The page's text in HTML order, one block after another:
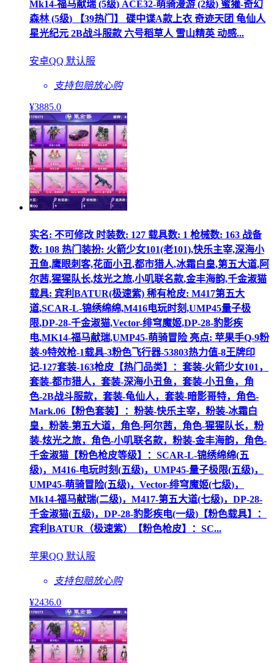
Mk14-福马献瑞 (5级) ACE32-萌骑漫游 (2级) 蜜獾-奇幻
森林 (5级) 【39热门】 碟中谍A款上衣 奇迹天团 龟仙人
星光纪元 2B战斗服款 六号稻草人 雪山精英 动感...
安卓QQ 默认服
支持包赔放心购
¥3885.0
实名: 不可修改 时装数: 127 载具数: 1 枪械数: 163 战备
数: 108 热门装扮: 火箭少女101(老101),快乐主宰,深海小
丑鱼,鹰眼刺客,花面小丑,都市猎人,冰霜白皇,第五大道,阿
尔茜,猩猩队长,炫光之旅,小叽联名款,金丰海韵,千金淑猫
载具: 宾利BATUR(极速紫) 稀有枪皮: M417第五大
道,SCAR-L-锦绣绵绵,M416电玩时刻,UMP45量子极
限,DP-28-千金淑猫,Vector-绯穹魔姬,DP-28-豹影疾
电,MK14-福马献瑞,UMP45-萌骑冒险 亮点: 苹果手Q-9粉
装-9特效枪-1载具-3粉色飞行器-53803热力值-8王牌印
记-127套装-163枪皮【热门品类】：套装-火箭少女101，
套装-都市猎人，套装-深海小丑鱼，套装-小丑鱼，角
色-2B战斗服款，套装-龟仙人，套装-暗影哥特，角色-
Mark.06【粉色套装】：粉装-快乐主宰，粉装-冰霜白
皇，粉装-第五大道，角色-阿尔茜，角色-猩猩队长，粉
装-炫光之旅，角色-小叽联名款，粉装-金丰海韵，角色-
千金淑猫【粉色枪皮等级】：SCAR-L-锦绣绵绵(五
级)，M416-电玩时刻(五级)，UMP45-量子极限(五级)，
UMP45-萌骑冒险(五级)，Vector-绯穹魔姬(七级)，
Mk14-福马献瑞(二级)，M417-第五大道(七级)，DP-28-
千金淑猫(五级)，DP-28-豹影疾电(一级)【粉色载具】：
宾利BATUR（极速紫）【粉色枪皮】：SC...
苹果QQ 默认服
支持包赔放心购
¥2436.0